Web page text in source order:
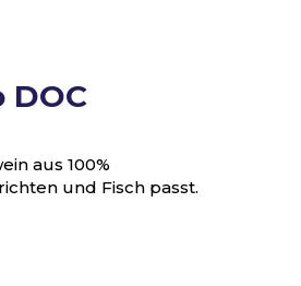
DOC
aus 100%
und Fisch passt.